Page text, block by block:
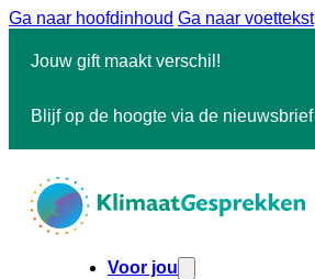
Ga naar hoofdinhoud Ga naar voettekst
Jouw gift maakt verschil!
Blijf op de hoogte via de nieuwsbrief
Voor jou